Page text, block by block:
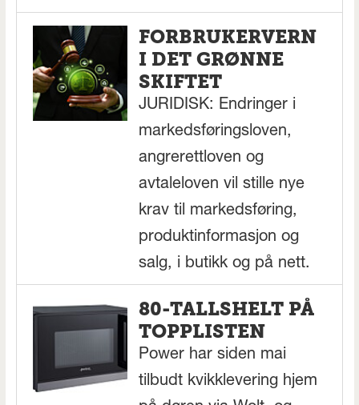
FORBRUKERVERN
I DET GRØNNE
SKIFTET
JURIDISK: Endringer i
markedsføringsloven,
angrerettloven og
avtaleloven vil stille nye
krav til markedsføring,
produktinformasjon og
salg, i butikk og på nett.
80-TALLSHELT PÅ
TOPPLISTEN
Power har siden mai
tilbudt kvikklevering hjem